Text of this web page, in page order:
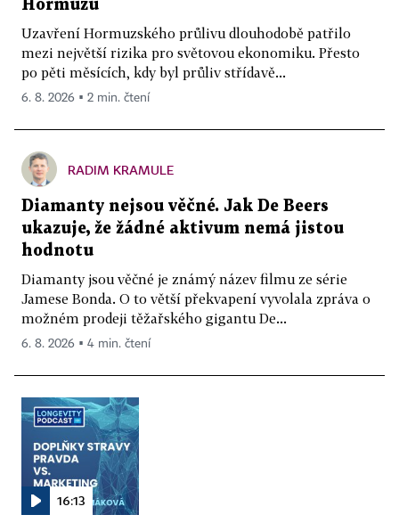
Hormuzu
Uzavření Hormuzského průlivu dlouhodobě patřilo
mezi největší rizika pro světovou ekonomiku. Přesto
po pěti měsících, kdy byl průliv střídavě...
6. 8. 2026 ▪ 2 min. čtení
RADIM KRAMULE
Diamanty nejsou věčné. Jak De Beers
ukazuje, že žádné aktivum nemá jistou
hodnotu
Diamanty jsou věčné je známý název filmu ze série
Jamese Bonda. O to větší překvapení vyvolala zpráva o
možném prodeji těžařského gigantu De...
6. 8. 2026 ▪ 4 min. čtení
16:13